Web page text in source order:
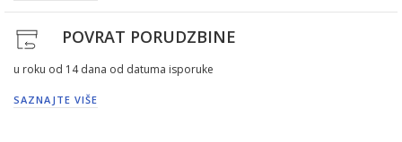
POVRAT PORUDZBINE
u roku od 14 dana od datuma isporuke
SAZNAJTE VIŠE